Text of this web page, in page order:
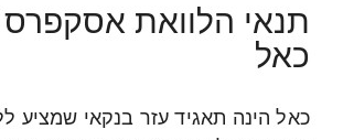
תנאי הלוואת
כאל
כאל הינה תאגיד עזר בנקאי שמציע